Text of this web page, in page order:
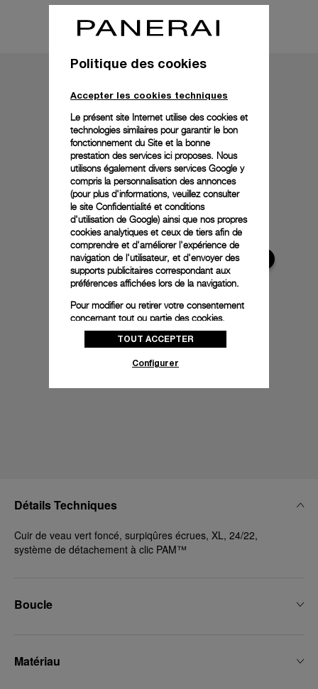
Détails techniques
Détails Techniques
Cuir de veau vert foncé, surpiqûres écrues, XL, 24/22,
système de détachement à clic PAM™
Boucle
Matériau
Politique des cookies
Accepter les cookies techniques
Le présent site Internet utilise des cookies et
technologies similaires pour garantir le bon
fonctionnement du Site et la bonne
prestation des services ici proposes. Nous
utilisons également divers services Google y
compris la personnalisation des annonces
(pour plus d'informations, veuillez consulter
le site Confidentialité et conditions
d'utilisation de Google) ainsi que nos propres
cookies analytiques et ceux de tiers afin de
comprendre et d'améliorer l'expérience de
navigation de l'utilisateur, et d'envoyer des
supports publicitaires correspondant aux
préférences affichées lors de la navigation.
Pour modifier ou retirer votre consentement
concernant tout ou partie des cookies,
cliquez sur « Configurer » ou consultez notre
politique des cookiespour obtenir plus
donnez votre consentement pour l’utilisation
TOUT ACCEPTER
Configurer